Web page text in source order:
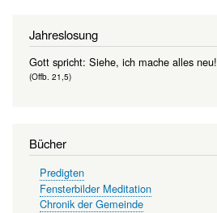
Jahreslosung
Gott spricht: Siehe, ich mache alles neu!
(Offb. 21,5)
Bücher
Predigten
Fensterbilder Meditation
Chronik der Gemeinde